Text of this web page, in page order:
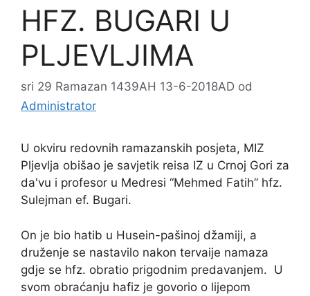
HFZ. BUGARI U
PLJEVLJIMA
sri 29 Ramazan 1439AH 13-6-2018AD od
Administrator
U okviru redovnih ramazanskih posjeta, MIZ
Pljevlja obišao je savjetik reisa IZ u Crnoj Gori za
da'vu i profesor u Medresi “Mehmed Fatih” hfz.
Sulejman ef. Bugari.
On je bio hatib u Husein-pašinoj džamiji, a
druženje se nastavilo nakon tervaije namaza
gdje se hfz. obratio prigodnim predavanjem. U
svom obraćanju hafiz je govorio o lijepom